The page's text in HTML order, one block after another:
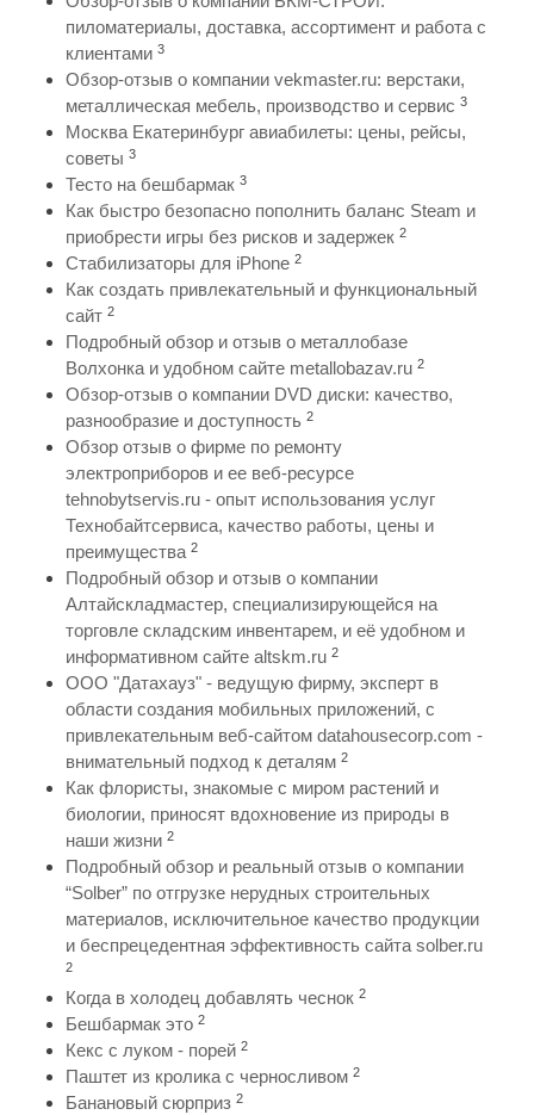
пиломатериалы, доставка, ассортимент и работа с
клиентами 3
Обзор-отзыв о компании vekmaster.ru: верстаки,
металлическая мебель, производство и сервис 3
Москва Екатеринбург авиабилеты: цены, рейсы,
советы 3
Тесто на бешбармак 3
Как быстро безопасно пополнить баланс Steam и
приобрести игры без рисков и задержек 2
Стабилизаторы для iPhone 2
Как создать привлекательный и функциональный
сайт 2
Подробный обзор и отзыв о металлобазе
Волхонка и удобном сайте metallobazav.ru 2
Обзор-отзыв о компании DVD диски: качество,
разнообразие и доступность 2
Обзор отзыв о фирме по ремонту
электроприборов и ее веб-ресурсе
tehnobytservis.ru - опыт использования услуг
Технобайтсервиса, качество работы, цены и
преимущества 2
Подробный обзор и отзыв о компании
Алтайскладмастер, специализирующейся на
торговле складским инвентарем, и её удобном и
информативном сайте altskm.ru 2
ООО "Датахауз" - ведущую фирму, эксперт в
области создания мобильных приложений, с
привлекательным веб-сайтом datahousecorp.com -
внимательный подход к деталям 2
Как флористы, знакомые с миром растений и
биологии, приносят вдохновение из природы в
наши жизни 2
Подробный обзор и реальный отзыв о компании
“Solber” по отгрузке нерудных строительных
материалов, исключительное качество продукции
и беспрецедентная эффективность сайта solber.ru
2
Когда в холодец добавлять чеснок 2
Бешбармак это 2
Кекс с луком - порей 2
Паштет из кролика с черносливом 2
Банановый сюрприз 2